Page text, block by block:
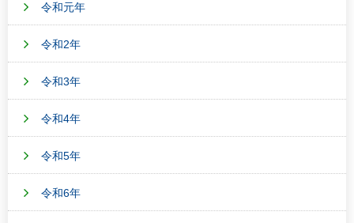
令和元年
令和2年
令和3年
令和4年
令和5年
令和6年